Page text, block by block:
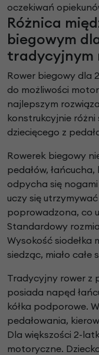
oczekiwań
Różnica
biegowym
tradycyjnym
Rower biegowy dla
do możliwości
najlepszym
konstrukcyjnie różni
dziecięcego z
Rowerek biegowy
pedałów,
odpycha się
uczy się
poprowadzona, co
Standardowy
Wysokość siodełka
siedząc, miało
Tradycyjny rower z
posiada napęd
kółka podporowe.
pedałowania,
Dla większości 2-
motoryczne.